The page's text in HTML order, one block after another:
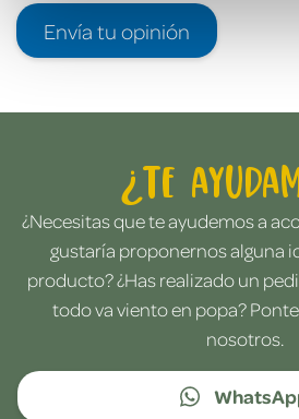
Envía tu opinión
¿Te
¿Necesitas que te ayudemos a
gustaría proponernos alguna
producto? ¿Has realizado un
todo va viento en popa?
nosotros.